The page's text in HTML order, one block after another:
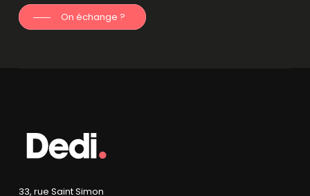
On échange ?
33, rue Saint Simon